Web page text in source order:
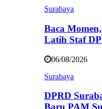
Surabaya
Baca
Latih Staf
06/08/2026
Surabaya
DPRD